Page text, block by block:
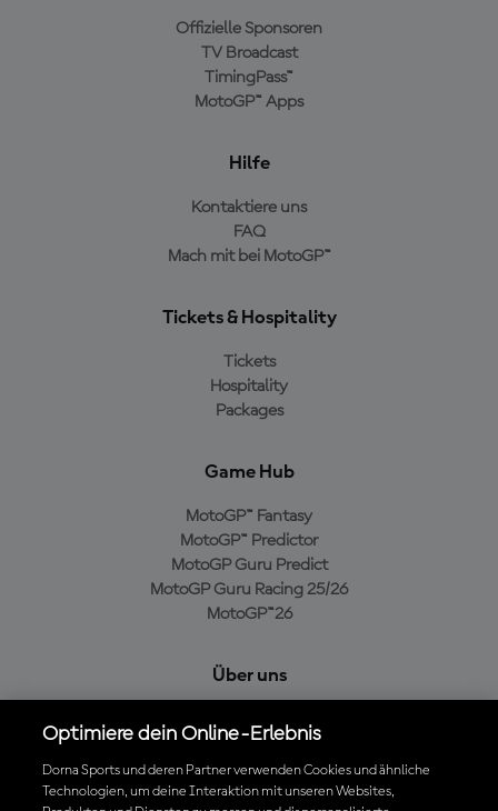
Offizielle Sponsoren
TV Broadcast
TimingPass™
MotoGP™ Apps
Hilfe
Kontaktiere uns
FAQ
Mach mit bei MotoGP™
Tickets & Hospitality
Tickets
Hospitality
Packages
Game Hub
MotoGP™ Fantasy
MotoGP™ Predictor
MotoGP Guru Predict
MotoGP Guru Racing 25/26
MotoGP™26
Über uns
Cookie-Richtlinien
Geschäftsbedingungen
Datenschutzrichtlinien
Optimiere dein Online-Erlebnis
Dorna Sports und deren Partner verwenden Cookies und ähnliche
Technologien, um deine Interaktion mit unseren Websites,